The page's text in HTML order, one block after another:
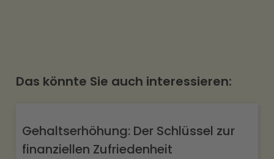
Das könnte Sie auch interessieren:
Gehaltserhöhung: Der Schlüssel zur
finanziellen Zufriedenheit